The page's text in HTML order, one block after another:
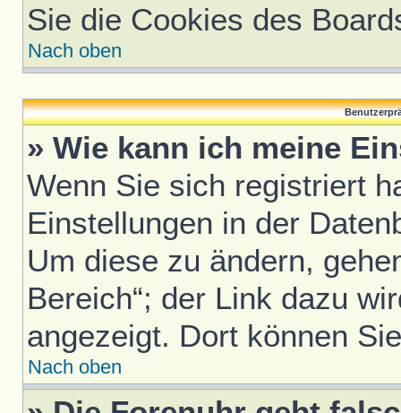
Sie die Cookies des
Nach oben
» Wie kann ich meine
Wenn Sie sich registriert
Einstellungen in der
Um diese zu ändern,
Bereich“; der Link dazu
angezeigt. Dort können
Nach oben